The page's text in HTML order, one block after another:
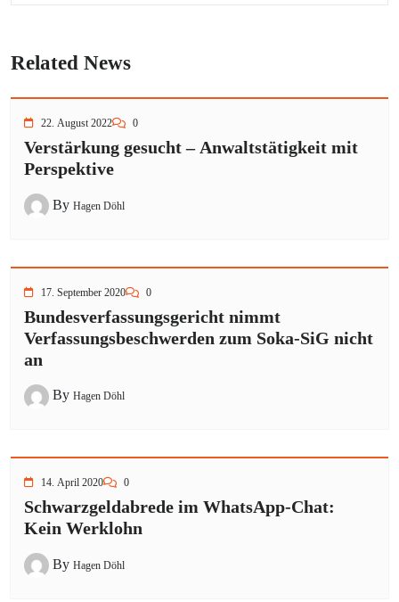
Related News
22. August 2022 0
Verstärkung gesucht – Anwaltstätigkeit mit
Perspektive
By Hagen Döhl
17. September 2020 0
Bundesverfassungsgericht nimmt
Verfassungsbeschwerden zum Soka-SiG nicht
an
By Hagen Döhl
14. April 2020 0
Schwarzgeldabrede im WhatsApp-Chat:
Kein Werklohn
By Hagen Döhl